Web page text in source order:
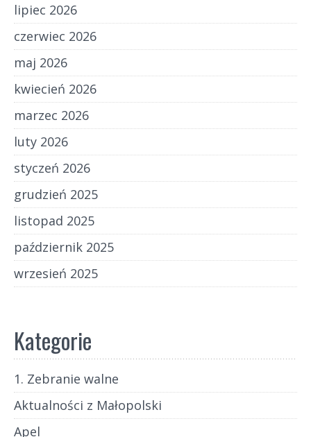
lipiec 2026
czerwiec 2026
maj 2026
kwiecień 2026
marzec 2026
luty 2026
styczeń 2026
grudzień 2025
listopad 2025
październik 2025
wrzesień 2025
Kategorie
1. Zebranie walne
Aktualności z Małopolski
Apel